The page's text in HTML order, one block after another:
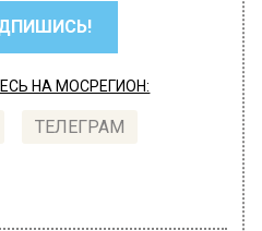
НА МОСРЕГИОН:
ТЕЛЕГРАМ